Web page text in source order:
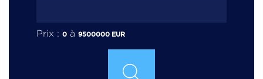
Prix : 0 à 9500000 EUR